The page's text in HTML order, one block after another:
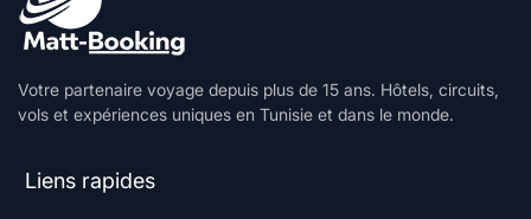
Votre partenaire voyage depuis plus de 15 ans. Hôtels, circuits,
vols et expériences uniques en Tunisie et dans le monde.
Liens rapides